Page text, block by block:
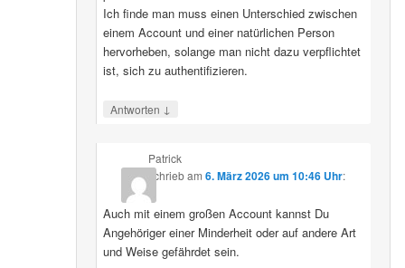
Ich finde man muss einen Unterschied zwischen
einem Account und einer natürlichen Person
hervorheben, solange man nicht dazu verpflichtet
ist, sich zu authentifizieren.
Antworten ↓
Patrick
schriebam 6. März 2026 um 10:46 Uhr:
Auch mit einem großen Account kannst Du
Angehöriger einer Minderheit oder auf andere Art
und Weise gefährdet sein.